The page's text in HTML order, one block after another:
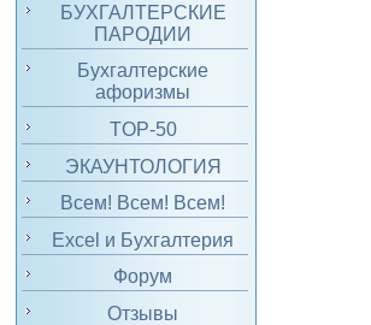
БУХГАЛТЕРСКИЕ
ПАРОДИИ
Бухгалтерские
афоризмы
TOP-50
ЭКАУНТОЛОГИЯ
Всем! Всем! Всем!
Excel и Бухгалтерия
Форум
Отзывы